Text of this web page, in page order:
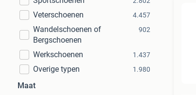
Veterschoenen 4.457
Wandelschoenen of
Bergschoenen
902
Werkschoenen 1.437
Overige typen 1.980
Maat